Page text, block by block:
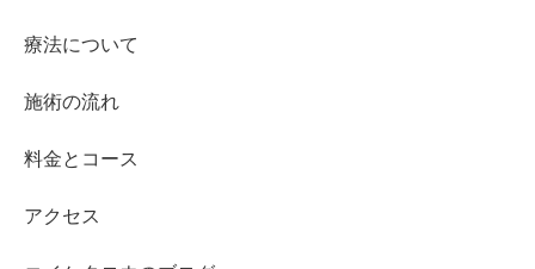
療法について
施術の流れ
料金とコース
アクセス